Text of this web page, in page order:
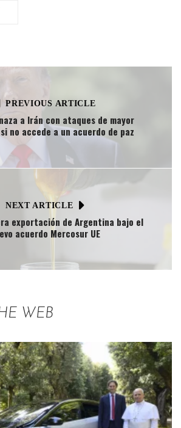
PREVIOUS ARTICLE
a Irán con ataques de mayor
no accede a un acuerdo de paz
NEXT ARTICLE
exportación de Argentina bajo el
acuerdo Mercosur UE
WEB